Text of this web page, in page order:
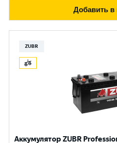
Добавить в
ZUBR
Аккумулятор ZUBR